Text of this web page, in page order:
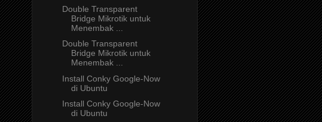
Double Transparent
Bridge Mikrotik untuk
Menembak ...
Double Transparent
Bridge Mikrotik untuk
Menembak ...
Install Conky Google-Now
di Ubuntu
Install Conky Google-Now
di Ubuntu